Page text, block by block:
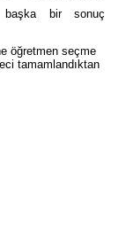
başka bir sonuç
öğretmen seçme
tamamlandıktan